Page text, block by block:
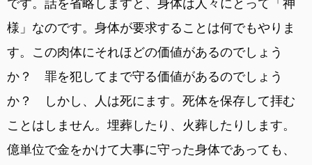
です。話を省略しますと、身体は人々にとって「神
様」なのです。身体が要求することは何でもやりま
す。この肉体にそれほどの価値があるのでしょう
か？ 罪を犯してまで守る価値があるのでしょう
か？ しかし、人は死にます。死体を保存して拝む
ことはしません。埋葬したり、火葬したりします。
億単位で金をかけて大事に守った身体であっても、